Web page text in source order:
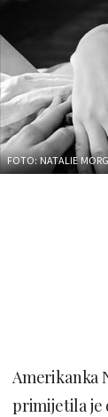
FOTO: NATALIE
Amerikanka
primijetila je